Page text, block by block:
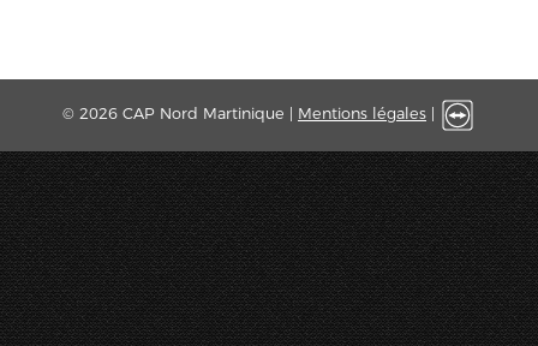
© 2026 CAP Nord Martinique | Mentions légales